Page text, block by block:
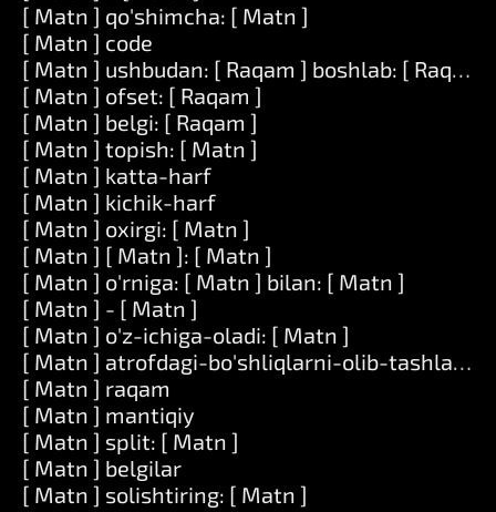
[ Matn ] qo'shimcha: [ Matn ]
[ Matn ] code
[ Matn ] ushbudan: [ Raqam ] boshlab: [ Raqam ]
[ Matn ] ofset: [ Raqam ]
[ Matn ] belgi: [ Raqam ]
[ Matn ] topish: [ Matn ]
[ Matn ] katta-harf
[ Matn ] kichik-harf
[ Matn ] oxirgi: [ Matn ]
[ Matn ] [ Matn ]: [ Matn ]
[ Matn ] o'rniga: [ Matn ] bilan: [ Matn ]
[ Matn ] - [ Matn ]
[ Matn ] o'z-ichiga-oladi: [ Matn ]
[ Matn ] atrofdagi-bo'shliqlarni-olib-tashlang
[ Matn ] raqam
[ Matn ] mantiqiy
[ Matn ] split: [ Matn ]
[ Matn ] belgilar
[ Matn ] solishtiring: [ Matn ]